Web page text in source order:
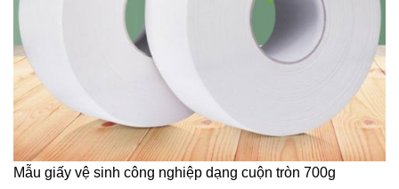
Mẫu giấy vệ sinh công nghiệp dạng cuộn tròn 700g